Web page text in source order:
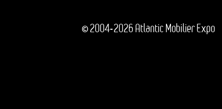
© 2004-2026 Atlantic Mobilier Expo